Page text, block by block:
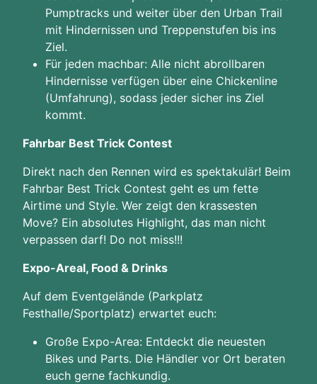
Pumptracks und weiter über den Urban Trail
mit Hindernissen und Treppenstufen bis ins
Ziel.
Für jeden machbar: Alle nicht abrollbaren
Hindernisse verfügen über eine Chickenline
(Umfahrung), sodass jeder sicher ins Ziel
kommt.
Fahrbar Best Trick Contest
Direkt nach den Rennen wird es spektakulär! Beim
Fahrbar Best Trick Contest geht es um fette
Airtime und Style. Wer zeigt den krassesten
Move? Ein absolutes Highlight, das man nicht
verpassen darf! Do not miss!!!
Expo-Areal, Food & Drinks
Auf dem Eventgelände (Parkplatz
Festhalle/Sportplatz) erwartet euch:
Große Expo-Area: Entdeckt die neuesten
Bikes und Parts. Die Händler vor Ort beraten
euch gerne fachkundig.